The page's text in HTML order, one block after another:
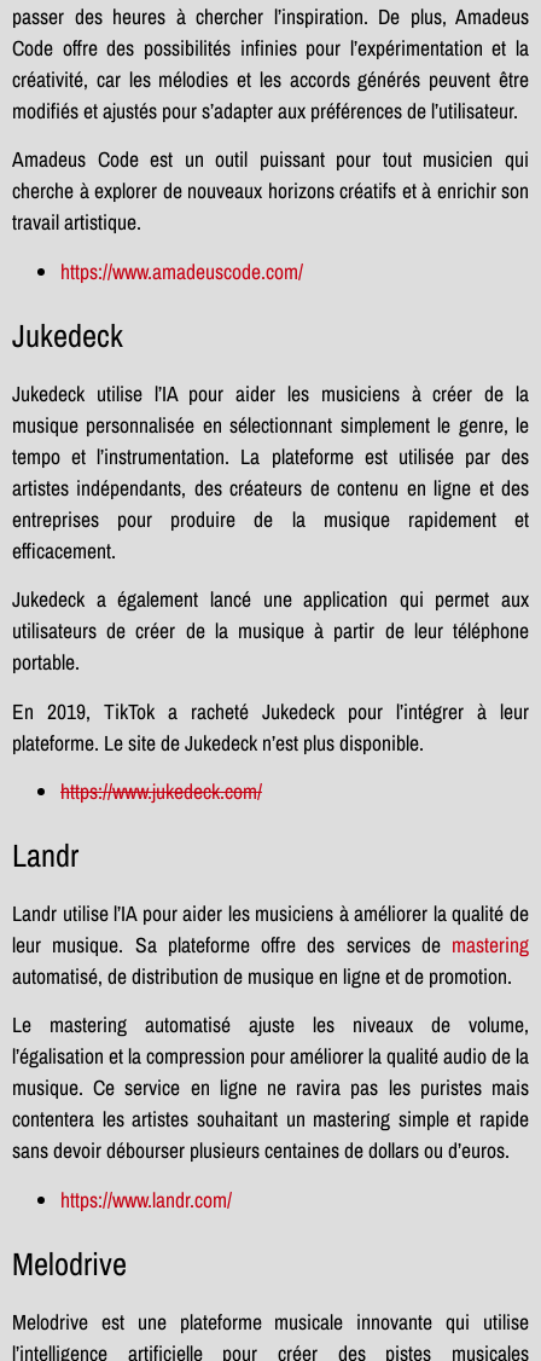
passer des heures à chercher l’inspiration. De plus, Amadeus
Code offre des possibilités infinies pour l’expérimentation et la
créativité, car les mélodies et les accords générés peuvent être
modifiés et ajustés pour s’adapter aux préférences de l’utilisateur.
Amadeus Code est un outil puissant pour tout musicien qui
cherche à explorer de nouveaux horizons créatifs et à enrichir son
travail artistique.
https://www.amadeuscode.com/
Jukedeck
Jukedeck utilise l’IA pour aider les musiciens à créer de la
musique personnalisée en sélectionnant simplement le genre, le
tempo et l’instrumentation. La plateforme est utilisée par des
artistes indépendants, des créateurs de contenu en ligne et des
entreprises pour produire de la musique rapidement et
efficacement.
Jukedeck a également lancé une application qui permet aux
utilisateurs de créer de la musique à partir de leur téléphone
portable.
En 2019, TikTok a racheté Jukedeck pour l’intégrer à leur
plateforme. Le site de Jukedeck n’est plus disponible.
https://www.jukedeck.com/
Landr
Landr utilise l’IA pour aider les musiciens à améliorer la qualité de
leur musique. Sa plateforme offre des services de mastering
automatisé, de distribution de musique en ligne et de promotion.
Le mastering automatisé ajuste les niveaux de volume,
l’égalisation et la compression pour améliorer la qualité audio de la
musique. Ce service en ligne ne ravira pas les puristes mais
contentera les artistes souhaitant un mastering simple et rapide
sans devoir débourser plusieurs centaines de dollars ou d’euros.
https://www.landr.com/
Melodrive
Melodrive est une plateforme musicale innovante qui utilise
l’intelligence artificielle pour créer des pistes musicales